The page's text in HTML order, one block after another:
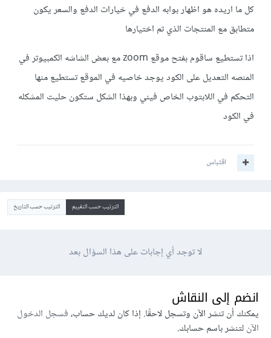
كل ما اريده هو اظهار بوابه الدفع في خيارات الدفع والسعر يكون
متطابق مع المنتجات الذي تم اختيارها
اذا تستطيع ساقوم بفتح موقع zoom مع بعض الشاشه الكمبيوتر في
المنصه التعديل على الكود يوجد خاصيه في الموقع تستطيع منها
التحكم في اللابتوب الخاص فيني وبهذا الشكل ستكون حليت المشكله
في الكود
اقتباس
الترتيب حسب التقييم الترتيب حسب التاريخ
لا توجد أي إجابات على هذا السؤال بعد
انضم إلى النقاش
يمكنك أن تنشر الآن وتسجل لاحقًا. إذا كان لديك حساب،فسجل الدخول
الآنلتنشر باسم حسابك.